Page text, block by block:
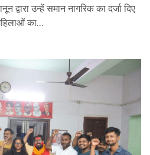
द्वारा उन्हें समान नागरिक का दर्जा दिए
का...